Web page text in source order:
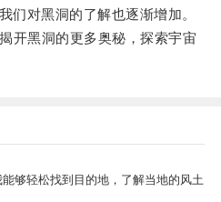
们对黑洞的了解也逐渐增加。
黑洞的更多奥秘，探索宇宙
够轻松找到目的地，了解当地的风土